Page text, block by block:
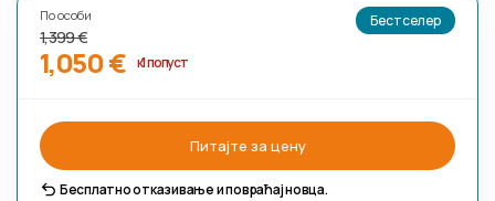
По особи
1,399 €
1,050 € к1 попуст
Бестселер
Питајте за цену
Бесплатно отказивање и повраћај новца.